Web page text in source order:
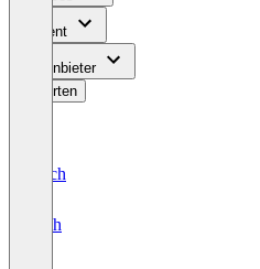
Content
Für Anbieter
Bewerten
Deutsch
English